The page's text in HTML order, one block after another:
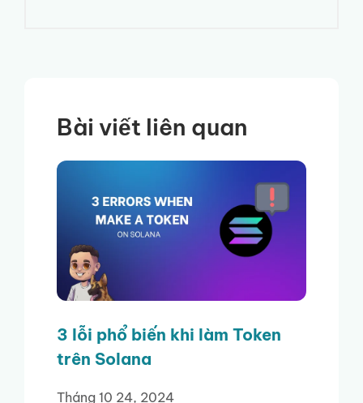
Bài viết liên quan
3 lỗi phổ biến khi làm Token
trên Solana
Tháng 10 24, 2024